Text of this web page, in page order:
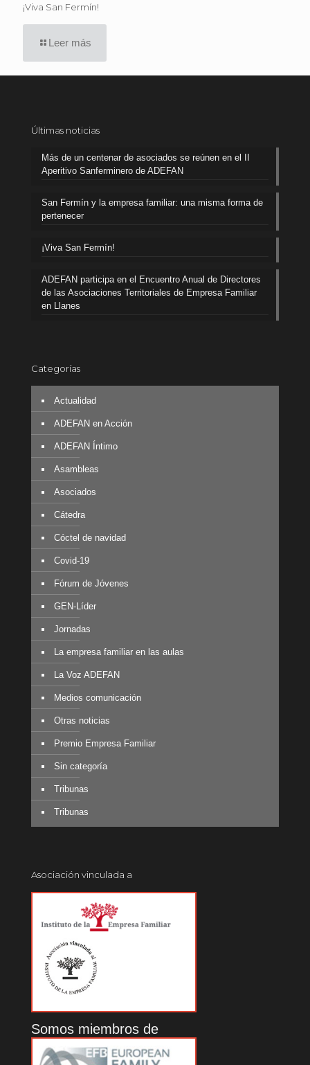
¡Viva San Fermín!
Leer más
Últimas noticias
Más de un centenar de asociados se reúnen en el II
Aperitivo Sanferminero de ADEFAN
San Fermín y la empresa familiar: una misma forma de
pertenecer
¡Viva San Fermín!
ADEFAN participa en el Encuentro Anual de Directores
de las Asociaciones Territoriales de Empresa Familiar
en Llanes
Categorías
Actualidad
ADEFAN en Acción
ADEFAN Íntimo
Asambleas
Asociados
Cátedra
Cóctel de navidad
Covid-19
Fórum de Jóvenes
GEN-Líder
Jornadas
La empresa familiar en las aulas
La Voz ADEFAN
Medios comunicación
Otras noticias
Premio Empresa Familiar
Sin categoría
Tribunas
Tribunas
Asociación vinculada a
Somos miembros de